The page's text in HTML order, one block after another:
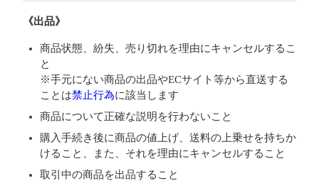
《出品》
商品状態、紛失、売り切れを理由にキャンセルするこ
と
※手元にない商品の出品やECサイト等から直送する
ことは禁止行為に該当します
商品について正確な説明を行わないこと
購入手続き後に商品の値上げ、送料の上乗せを持ちか
けること、また、それを理由にキャンセルすること
取引中の商品を出品すること